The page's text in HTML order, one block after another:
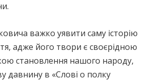
важко уявити саму історію
адже його твори є своєрідною
становлення нашого народу,
давнину в «Слові о полку